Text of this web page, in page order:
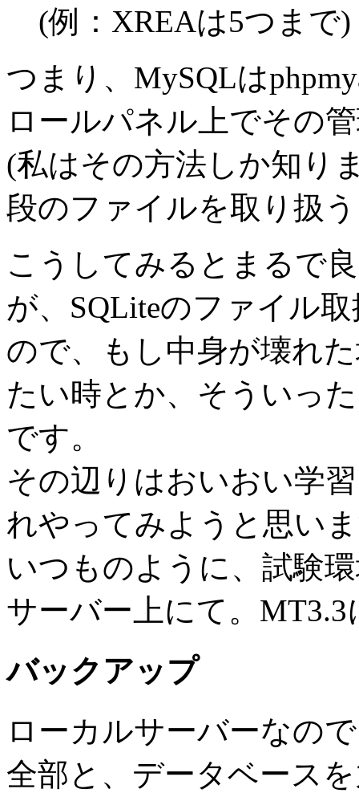
(例：XREAは5つまで)
つまり、MySQLは
ロールパネル上でその
(私はその方法しか知り
段のファイルを取り扱
こうしてみるとまるで
が、SQLiteのファイル
ので、もし中身が壊れ
たい時とか、そういっ
です。
その辺りはおいおい学
れやってみようと思い
いつものように、試験
サーバー上にて。MT3.3
バックアップ
ローカルサーバーなの
全部と、データベース